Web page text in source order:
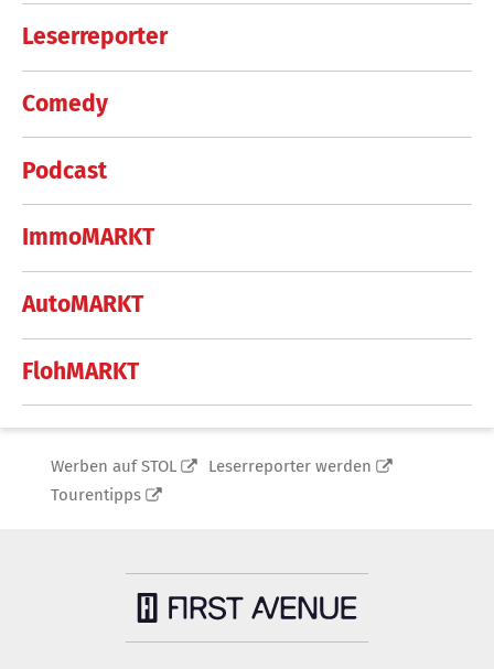
Leserreporter
Comedy
Podcast
ImmoMARKT
AutoMARKT
FlohMARKT
Werben auf STOL
Leserreporter werden
Tourentipps